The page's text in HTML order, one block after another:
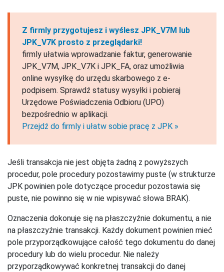
Z firmly przygotujesz i wyślesz JPK_V7M lub
JPK_V7K prosto z przeglądarki!
firmly ułatwia wprowadzanie faktur, generowanie
JPK_V7M, JPK_V7K i JPK_FA, oraz umożliwia
online wysyłkę do urzędu skarbowego z e-
podpisem. Sprawdź statusy wysyłki i pobieraj
Urzędowe Poświadczenia Odbioru (UPO)
bezpośrednio w aplikacji.
Przejdź do firmly i ułatw sobie pracę z JPK »
Jeśli transakcja nie jest objęta żadną z powyższych
procedur, pole procedury pozostawimy puste (w strukturze
JPK powinien pole dotyczące procedur pozostawia się
puste, nie powinno się w nie wpisywać słowa BRAK).
Oznaczenia dokonuje się na płaszczyźnie dokumentu, a nie
na płaszczyźnie transakcji. Każdy dokument powinien mieć
pole przyporządkowujące całość tego dokumentu do danej
procedury lub do wielu procedur. Nie należy
przyporządkowywać konkretnej transakcji do danej